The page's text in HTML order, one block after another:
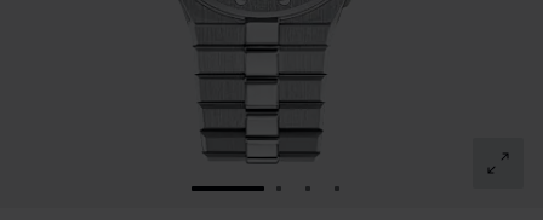
ALLER À LA DIAPOSITIVE 1
ALLER À LA DIAPOSITIVE
ALLER À LA
ALLER À LA